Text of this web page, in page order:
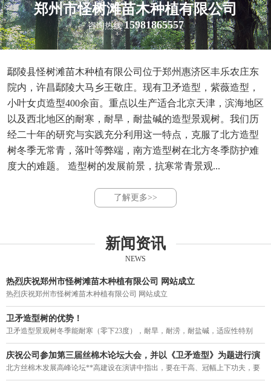
郑州市怪树滩苗木种植有限公司
咨询热线 15981865557
鄢陵县怪树滩苗木种植有限公司位于郑州惠济区丰乐农庄东
院内，许昌鄢陵大马乡王敬庄。现有卫矛造型，紫薇造型，
小叶女贞造型400余亩。重点以生产适合北京天津，滨海地区
以及西北地区的耐寒，耐旱，耐盐碱的造型景观树。我们历
经二十年的研究与实践充分利用这一特点，克服了北方造型
树冬季无常青，落叶等弊端，南方造型树在北方冬季防护难
度大的难题。 造型树的发展前景，抗寒常青景观...
了解更多>>
新闻资讯
NEWS
热烈庆祝郑州市怪树滩苗木种植有限公司 网站成立
热烈庆祝郑州市怪树滩苗木种植有限公司 网站成立
卫矛造型树的优势！
卫矛造型景观树冬季能耐寒（零下23度），耐旱，耐涝，耐盐碱，适应性特别
强。突破了四季常青造型不能过京津冀，东北，西北的局限，结束了我国寒冷地
区造型树冬季落叶的历史，填补了北方造型树一年四季无常青的空白。
庆祝公司参加第三届丝棉木论坛大会，并以《卫矛造型》为题进行演
讲。
北方丝棉木发展高峰论坛**高建设在演讲中指出，要在干高、冠幅上下功夫，要